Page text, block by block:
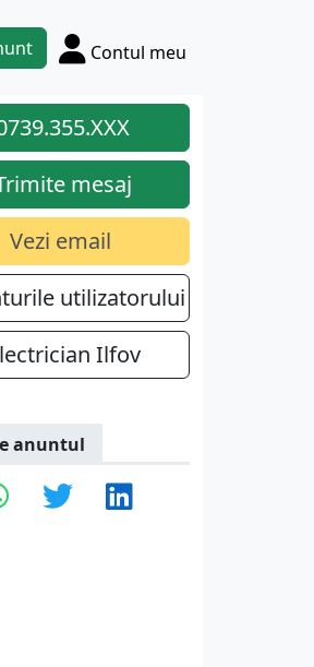
Contul meu
mesaj
Vezi email
utilizatorului
Ilfov
anuntul